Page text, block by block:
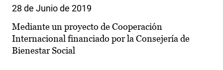
28 de Junio de 2019
Mediante un proyecto de Cooperación
Internacional financiado por la Consejería de
Bienestar Social